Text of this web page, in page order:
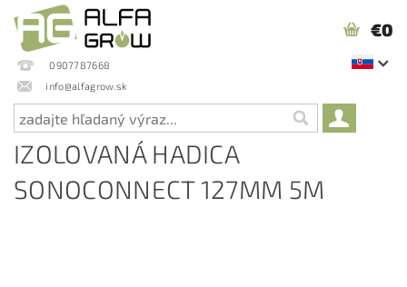
0907787668
info@alfagrow.sk
€0
IZOLOVANÁ HADICA
SONOCONNECT 127MM 5M